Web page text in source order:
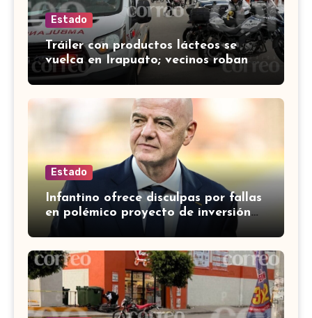
Estado
Tráiler con productos lácteos se
vuelca en Irapuato; vecinos roban
carga en lugar de auxiliar a heridos
Estado
Infantino ofrece disculpas por fallas
en polémico proyecto de inversión
privada de la FIFA